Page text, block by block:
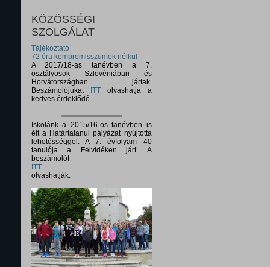
KÖZÖSSÉGI
SZOLGÁLAT
Tájékoztató
72 óra kompromisszumok nélkül
A 2017/18-as tanévben a 7.
osztályosok Szlovéniában és
Horvátországban jártak.
Beszámolójukat
ITTolvashatja a
kedves érdeklődő.
Iskolánk a 2015/16-os tanévben is
élt a Határtalanul pályázat nyújtotta
lehetősséggel. A 7. évfolyam 40
tanulója a Felvidéken járt. A
beszámolót
ITT
olvashatják.